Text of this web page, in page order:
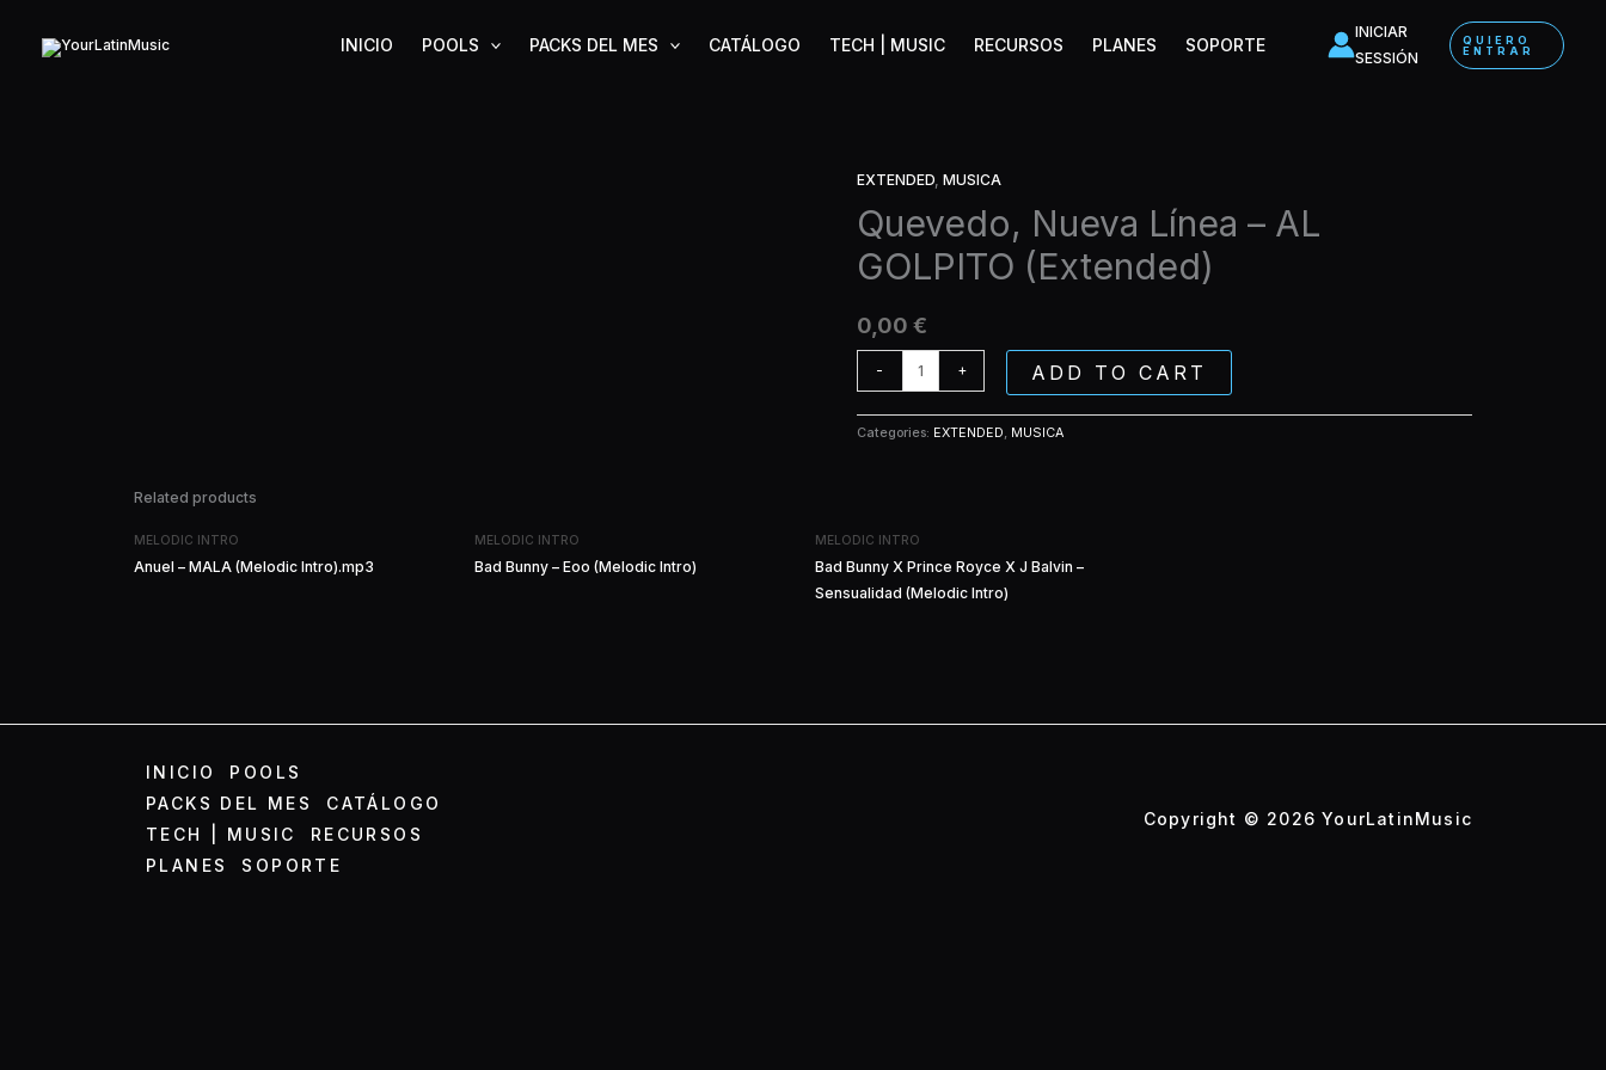
INICIO POOLS PACKS DEL MES CATÁLOGO TECH | MUSIC RECURSOS PLANES SOPORTE
INICIAR
SESSIÓN
QUIERO
ENTRAR
EXTENDED, MUSICA
Quevedo, Nueva Línea – AL
GOLPITO (Extended)
0,00 €
-
Quevedo,
Nueva
Línea
-
GOLPITO
(Extended)
quantity
+ ADD TO CART
Categories: EXTENDED, MUSICA
Related products
MELODIC INTRO
Anuel – MALA (Melodic Intro).mp3
MELODIC INTRO
Bad Bunny – Eoo (Melodic Intro)
MELODIC INTRO
Bad Bunny X Prince Royce X J Balvin –
Sensualidad (Melodic Intro)
INICIO
POOLS
PACKS DEL MES
CATÁLOGO
TECH | MUSIC
RECURSOS
PLANES
SOPORTE
Copyright © 2026 YourLatinMusic
AL